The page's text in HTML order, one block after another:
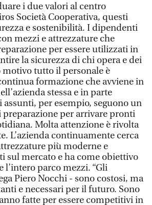
i due valori al centro
Società Cooperativa, questi
e sostenibilità. I dipendenti
mezzi e attrezzature che
per essere utilizzati in
la sicurezza di chi opera e dei
motivo tutto il personale è
formazione che avviene in
stessa e in parte
assunti, per esempio, seguono un
per arrivare pronti
Molta attenzione è rivolta
L’azienda continuamente cerca
più moderne e
sul mercato e ha come obiettivo
l’intero parco mezzi. “Gli
Piero Nocchi - sono costosi, ma
e necessari per il futuro. Sono
fatte per essere competitivi in